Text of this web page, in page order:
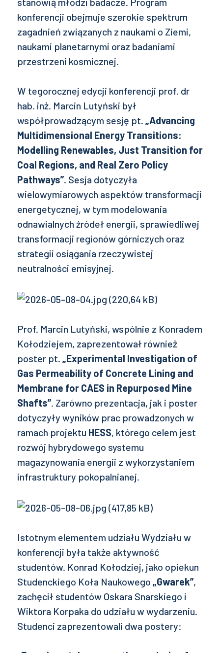
konferencji obejmuje szerokie spektrum
zagadnień związanych z naukami o Ziemi,
naukami planetarnymi oraz badaniami
przestrzeni kosmicznej.
W tegorocznej edycji konferencji prof. dr
hab. inż. Marcin Lutyński był
współprowadzącym sesję pt. „Advancing
Multidimensional Energy Transitions:
Modelling Renewables, Just Transition for
Coal Regions, and Real Zero Policy
Pathways”. Sesja dotyczyła
wielowymiarowych aspektów transformacji
energetycznej, w tym modelowania
odnawialnych źródeł energii, sprawiedliwej
transformacji regionów górniczych oraz
strategii osiągania rzeczywistej
neutralności emisyjnej.
Prof. Marcin Lutyński, wspólnie z Konradem
Kołodziejem, zaprezentował również
poster pt. „Experimental Investigation of
Gas Permeability of Concrete Lining and
Membrane for CAES in Repurposed Mine
Shafts”. Zarówno prezentacja, jak i poster
dotyczyły wyników prac prowadzonych w
ramach projektu HESS, którego celem jest
rozwój hybrydowego systemu
magazynowania energii z wykorzystaniem
infrastruktury pokopalnianej.
Istotnym elementem udziału Wydziału w
konferencji była także aktywność
studentów. Konrad Kołodziej, jako opiekun
Studenckiego Koła Naukowego „Gwarek”,
zachęcił studentów Oskara Snarskiego i
Wiktora Korpaka do udziału w wydarzeniu.
Studenci zaprezentowali dwa postery: